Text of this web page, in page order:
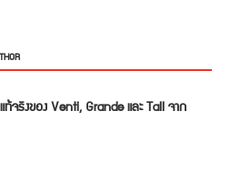
จริงของ Venti, Grande และ Tall จาก